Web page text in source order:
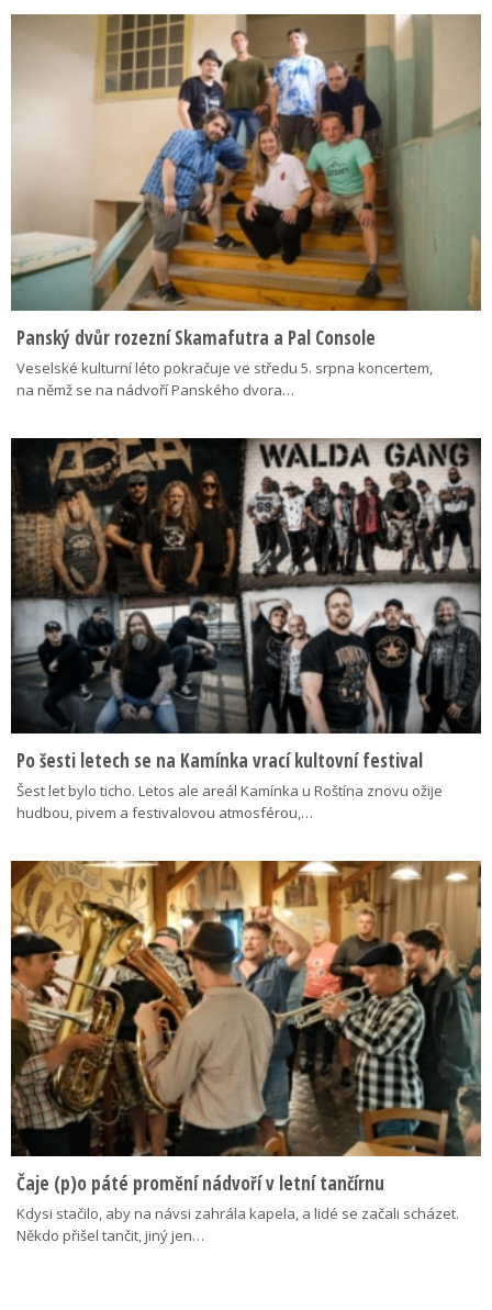
Panský dvůr rozezní Skamafutra a Pal Console
Veselské kulturní léto pokračuje ve středu 5. srpna koncertem,
na němž se na nádvoří Panského dvora…
Po šesti letech se na Kamínka vrací kultovní festival
Šest let bylo ticho. Letos ale areál Kamínka u Roštína znovu ožije
hudbou, pivem a festivalovou atmosférou,…
Čaje (p)o páté promění nádvoří v letní tančírnu
Kdysi stačilo, aby na návsi zahrála kapela, a lidé se začali scházet.
Někdo přišel tančit, jiný jen…